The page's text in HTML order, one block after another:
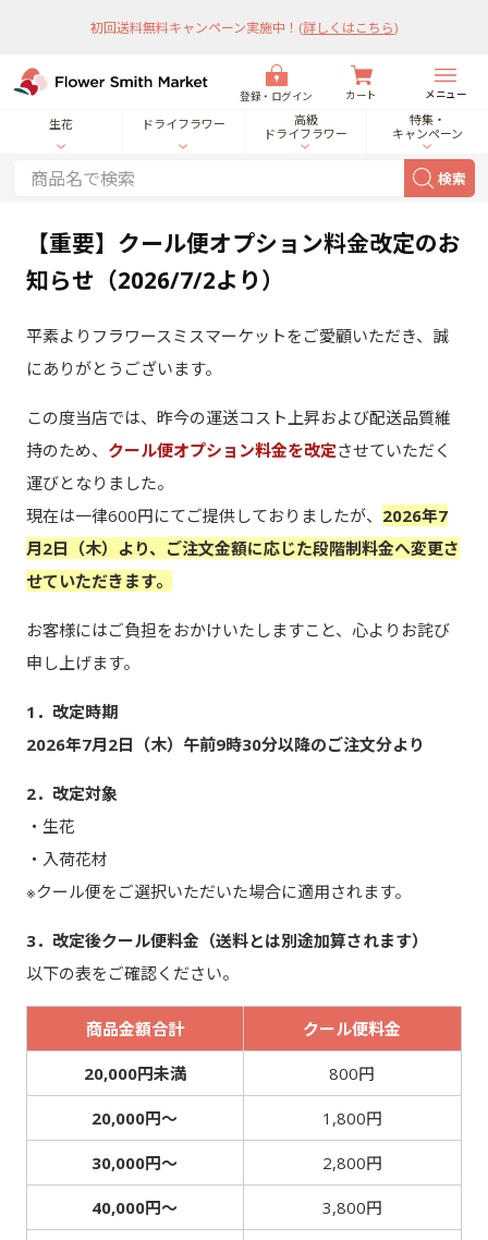
初回送料無料キャンペーン実施中！ (詳しくはこちら)
登録・ログイン カート メニュー
生花 ドライフラワー
高級
ドライフラワー
特集・
キャンペーン
検索
【重要】クール便オプション料金改定のお
知らせ（2026/7/2より）
平素よりフラワースミスマーケットをご愛顧いただき、誠
にありがとうございます。
この度当店では、昨今の運送コスト上昇および配送品質維
持のため、 クール便オプション料金を改定させていただく
運びとなりました。
現在は一律600円にてご提供しておりましたが、 2026年7
月2日（木）より、ご注文金額に応じた段階制料金へ変更さ
せていただきます。
お客様にはご負担をおかけいたしますこと、心よりお詫び
申し上げます。
1．改定時期
2026年7月2日（木）午前9時30分以降のご注文分より
2．改定対象
・生花
・入荷花材
※クール便をご選択いただいた場合に適用されます。
3．改定後クール便料金（送料とは別途加算されます）
以下の表をご確認ください。
商品金額合計 クール便料金
20,000円未満 800円
20,000円～ 1,800円
30,000円～ 2,800円
40,000円～ 3,800円